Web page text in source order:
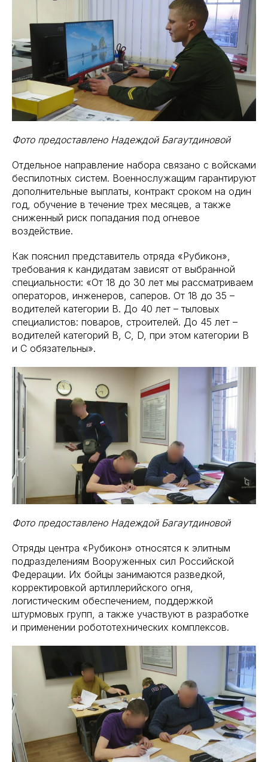
Фото предоставлено Надеждой Багаутдиновой
Отдельное направление набора связано с войсками
беспилотных систем. Военнослужащим гарантируют
дополнительные выплаты, контракт сроком на один
год, обучение в течение трех месяцев, а также
сниженный риск попадания под огневое
воздействие.
Как пояснил представитель отряда «Рубикон»,
требования к кандидатам зависят от выбранной
специальности: «От 18 до 30 лет мы рассматриваем
операторов, инженеров, саперов. От 18 до 35 –
водителей категории B. До 40 лет – тыловых
специалистов: поваров, строителей. До 45 лет –
водителей категорий B, C, D, при этом категории B
и C обязательны».
Фото предоставлено Надеждой Багаутдиновой
Отряды центра «Рубикон» относятся к элитным
подразделениям Вооруженных сил Российской
Федерации. Их бойцы занимаются разведкой,
корректировкой артиллерийского огня,
логистическим обеспечением, поддержкой
штурмовых групп, а также участвуют в разработке
и применении робототехнических комплексов.